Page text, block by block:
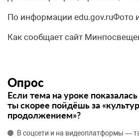
По информации edu.gov.ruФото
Как сообщает сайт
Опрос
Если тема на уроке
ты скорее пойдёшь за
продолжением»?
В соцсети и на видеоплатформы —